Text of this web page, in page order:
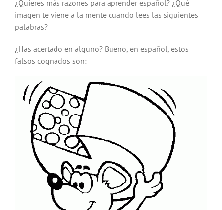
¿Quieres más razones para aprender español? ¿Qué
imagen te viene a la mente cuando lees las siguientes
palabras?
¿Has acertado en alguno? Bueno, en español, estos
falsos cognados son: